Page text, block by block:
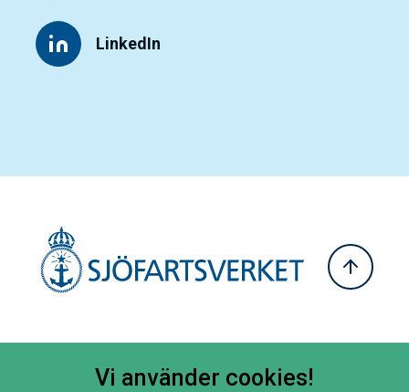
LinkedIn
Vi använder cookies!